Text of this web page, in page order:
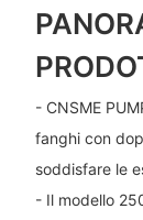
- CNSME
fanghi con
soddisfare le
- Il modello